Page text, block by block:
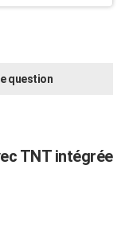
question
TNT intégrée